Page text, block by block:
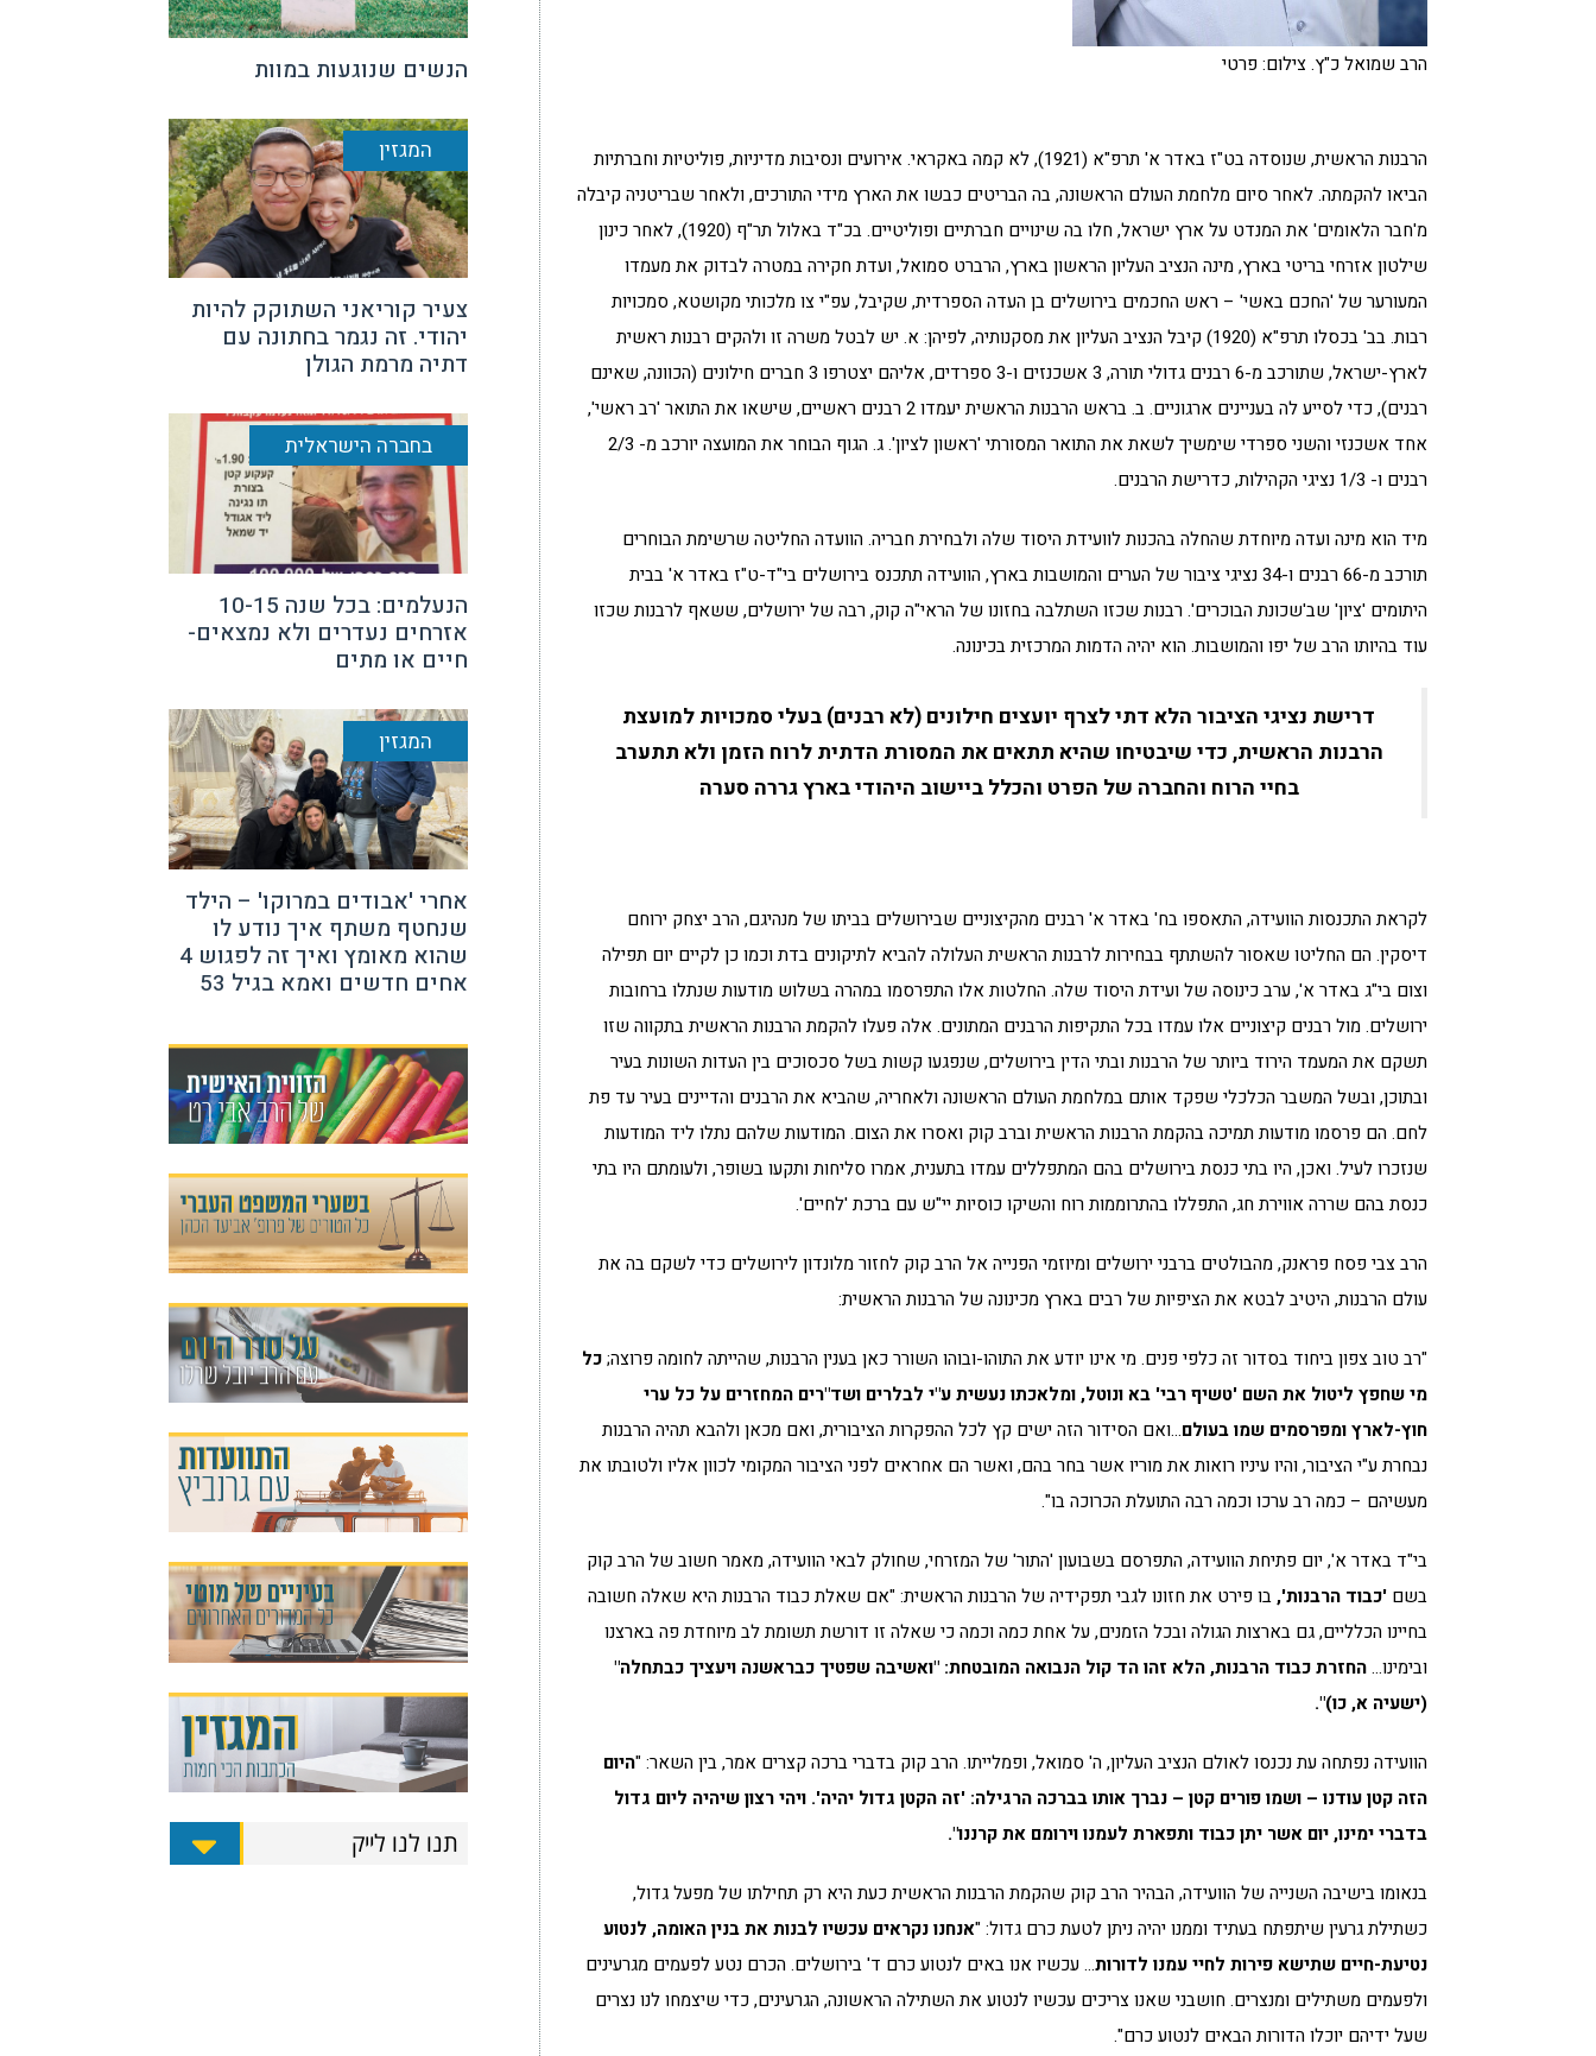
הרב שמואל כ"ץ. צילום: פרטי
הרבנות הראשית, שנוסדה בט"ז באדר א' תרפ"א (1921), לא קמה באקראי. אירועים ונסיבות מדיניות, פוליטיות וחברתיות
הביאו להקמתה. לאחר סיום מלחמת העולם הראשונה, בה הבריטים כבשו את הארץ מידי התורכים, ולאחר שבריטניה קיבלה
מ'חבר הלאומים' את המנדט על ארץ ישראל, חלו בה שינויים חברתיים ופוליטיים. בכ"ד באלול תר"ף (1920), לאחר כינון
שילטון אזרחי בריטי בארץ, מינה הנציב העליון הראשון בארץ, הרברט סמואל, ועדת חקירה במטרה לבדוק את מעמדו
המעורער של 'החכם באשי' – ראש החכמים בירושלים בן העדה הספרדית, שקיבל, עפ"י צו מלכותי מקושטא, סמכויות
רבות. בב' בכסלו תרפ"א (1920) קיבל הנציב העליון את מסקנותיה, לפיהן: א. יש לבטל משרה זו ולהקים רבנות ראשית
לארץ-ישראל, שתורכב מ-6 רבנים גדולי תורה, 3 אשכנזים ו-3 ספרדים, אליהם יצטרפו 3 חברים חילונים (הכוונה, שאינם
רבנים), כדי לסייע לה בעניינים ארגוניים. ב. בראש הרבנות הראשית יעמדו 2 רבנים ראשיים, שישאו את התואר 'רב ראשי',
אחד אשכנזי והשני ספרדי שימשיך לשאת את התואר המסורתי 'ראשון לציון'. ג. הגוף הבוחר את המועצה יורכב מ- 2/3
רבנים ו- 1/3 נציגי הקהילות, כדרישת הרבנים.
מיד הוא מינה ועדה מיוחדת שהחלה בהכנות לוועידת היסוד שלה ולבחירת חבריה. הוועדה החליטה שרשימת הבוחרים
תורכב מ-66 רבנים ו-34 נציגי ציבור של הערים והמושבות בארץ, הוועידה תתכנס בירושלים בי"ד-ט"ז באדר א' בבית
היתומים 'ציון' שב'שכונת הבוכרים'. רבנות שכזו השתלבה בחזונו של הראי"ה קוק, רבה של ירושלים, ששאף לרבנות שכזו
עוד בהיותו הרב של יפו והמושבות. הוא יהיה הדמות המרכזית בכינונה.
דרישת נציגי הציבור הלא דתי לצרף יועצים חילונים (לא רבנים) בעלי סמכויות למועצת
הרבנות הראשית, כדי שיבטיחו שהיא תתאים את המסורת הדתית לרוח הזמן ולא תתערב
בחיי הרוח והחברה של הפרט והכלל ביישוב היהודי בארץ גררה סערה
לקראת התכנסות הוועידה, התאספו בח' באדר א' רבנים מהקיצוניים שבירושלים בביתו של מנהיגם, הרב יצחק ירוחם
דיסקין. הם החליטו שאסור להשתתף בבחירות לרבנות הראשית העלולה להביא לתיקונים בדת וכמו כן לקיים יום תפילה
וצום בי"ג באדר א', ערב כינוסה של ועידת היסוד שלה. החלטות אלו התפרסמו במהרה בשלוש מודעות שנתלו ברחובות
ירושלים. מול רבנים קיצוניים אלו עמדו בכל התקיפות הרבנים המתונים. אלה פעלו להקמת הרבנות הראשית בתקווה שזו
תשקם את המעמד הירוד ביותר של הרבנות ובתי הדין בירושלים, שנפגעו קשות בשל סכסוכים בין העדות השונות בעיר
ובתוכן, ובשל המשבר הכלכלי שפקד אותם במלחמת העולם הראשונה ולאחריה, שהביא את הרבנים והדיינים בעיר עד פת
לחם. הם פרסמו מודעות תמיכה בהקמת הרבנות הראשית וברב קוק ואסרו את הצום. המודעות שלהם נתלו ליד המודעות
שנזכרו לעיל. ואכן, היו בתי כנסת בירושלים בהם המתפללים עמדו בתענית, אמרו סליחות ותקעו בשופר, ולעומתם היו בתי
כנסת בהם שררה אווירת חג, התפללו בהתרוממות רוח והשיקו כוסיות יי"ש עם ברכת 'לחיים'.
הרב צבי פסח פראנק, מהבולטים ברבני ירושלים ומיוזמי הפנייה אל הרב קוק לחזור מלונדון לירושלים כדי לשקם בה את
עולם הרבנות, היטיב לבטא את הציפיות של רבים בארץ מכינונה של הרבנות הראשית:
"רב טוב צפון ביחוד בסדור זה כלפי פנים. מי אינו יודע את התוהו-ובוהו השורר כאן בענין הרבנות, שהייתה לחומה פרוצה;כל
מי שחפץ ליטול את השם 'טשיף רבי' בא ונוטל, ומלאכתו נעשית ע"י לבלרים ושד"רים המחזרים על כל ערי
חוץ-לארץ ומפרסמים שמו בעולם…ואם הסידור הזה ישים קץ לכל ההפקרות הציבורית, ואם מכאן ולהבא תהיה הרבנות
נבחרת ע"י הציבור, והיו עיניו רואות את מוריו אשר בחר בהם, ואשר הם אחראים לפני הציבור המקומי לכוון אליו ולטובתו את
מעשיהם – כמה רב ערכו וכמה רבה התועלת הכרוכה בו".
בי"ד באדר א', יום פתיחת הוועידה, התפרסם בשבועון 'התור' של המזרחי, שחולק לבאי הוועידה, מאמר חשוב של הרב קוק
בשם 'כבוד הרבנות',בו פירט את חזונו לגבי תפקידיה של הרבנות הראשית: "אם שאלת כבוד הרבנות היא שאלה חשובה
בחיינו הכלליים, גם בארצות הגולה ובכל הזמנים, על אחת כמה וכמה כי שאלה זו דורשת תשומת לב מיוחדת פה בארצנו
ובימינו…החזרת כבוד הרבנות, הלא זהו הד קול הנבואה המובטחת: "ואשיבה שפטיך כבראשנה ויעציך כבתחלה"
(ישעיה א, כו)".
הוועידה נפתחה עת נכנסו לאולם הנציב העליון, ה' סמואל, ופמלייתו. הרב קוק בדברי ברכה קצרים אמר, בין השאר: "היום
הזה קטן עודנו – ושמו פורים קטן – נברך אותו בברכה הרגילה: 'זה הקטן גדול יהיה'. ויהי רצון שיהיה ליום גדול
בדברי ימינו, יום אשר יתן כבוד ותפארת לעמנו וירומם את קרננו".
בנאומו בישיבה השנייה של הוועידה, הבהיר הרב קוק שהקמת הרבנות הראשית כעת היא רק תחילתו של מפעל גדול,
כשתילת גרעין שיתפתח בעתיד וממנו יהיה ניתן לטעת כרם גדול: "אנחנו נקראים עכשיו לבנות את בנין האומה, לנטוע
נטיעת-חיים שתישא פירות לחיי עמנו לדורות… עכשיו אנו באים לנטוע כרם ד' בירושלים. הכרם נטע לפעמים מגרעינים
ולפעמים משתילים ומנצרים. חושבני שאנו צריכים עכשיו לנטוע את השתילה הראשונה, הגרעינים, כדי שיצמחו לנו נצרים
שעל ידיהם יוכלו הדורות הבאים לנטוע כרם".
הנשים שנוגעות במוות
המגזין
צעיר קוריאני השתוקק להיות
יהודי. זה נגמר בחתונה עם
דתיה מרמת הגולן
בחברה הישראלית
הנעלמים: בכל שנה 10-15
אזרחים נעדרים ולא נמצאים-
חיים או מתים
המגזין
אחרי 'אבודים במרוקו' – הילד
שנחטף משתף איך נודע לו
שהוא מאומץ ואיך זה לפגוש 4
אחים חדשים ואמא בגיל 53
תנו לנו לייק